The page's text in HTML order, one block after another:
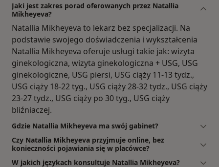
Jaki jest zakres porad oferowanych przez Natallia
Mikheyeva?
Natallia Mikheyeva to lekarz bez specjalizacji. Na
podstawie swojego doświadczenia i wykształcenia
Natallia Mikheyeva oferuje usługi takie jak: wizyta
ginekologiczna, wizyta ginekologiczna + USG, USG
ginekologiczne, USG piersi, USG ciąży 11-13 tydz.,
USG ciąży 18-22 tyg., USG ciąży 28-32 tydz., USG ciąży
23-27 tydz., USG ciąży po 30 tyg., USG ciąży
bliźniaczej.
Gdzie Natallia Mikheyeva ma swój gabinet?
Czy Natallia Mikheyeva przyjmuje online, bez
konieczności pojawiania się w placówce?
W jakich językach konsultuje Natallia Mikheyeva?